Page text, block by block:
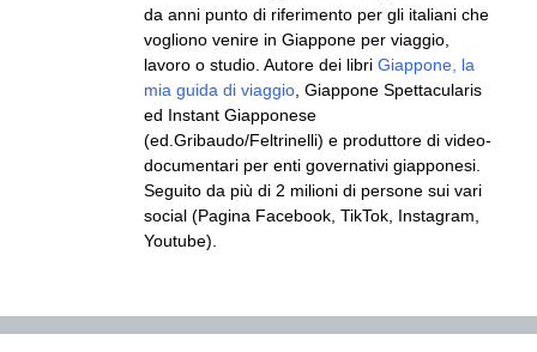
da anni punto di riferimento per gli italiani che
vogliono venire in Giappone per viaggio,
lavoro o studio. Autore dei libri Giappone, la
mia guida di viaggio , Giappone Spettacularis
ed Instant Giapponese
(ed.Gribaudo/Feltrinelli) e produttore di video-
documentari per enti governativi giapponesi.
Seguito da più di 2 milioni di persone sui vari
social (Pagina Facebook, TikTok, Instagram,
Youtube).